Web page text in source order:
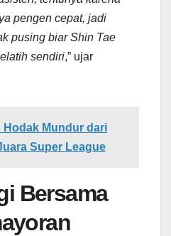
pengen cepat, jadi
pusing biar Shin Tae
sendiri,” ujar
Hodak Mundur dari
Super League
Bersama